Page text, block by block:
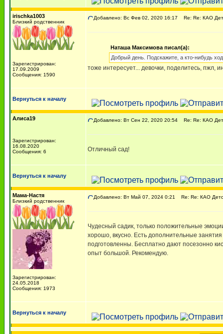
irischka1003
Близкий родственник
Зарегистрирован:
17.09.2009
Сообщения: 1590
Добавлено: Вс Фев 02, 2020 16:17 Re: Re: КАО
Наташа Максимова писал(а):
Добрый день. Подскажите, а кто-нибудь
тоже интересует... девочки, поделитесь, пжл,
Вернуться к началу
Алиса19
Зарегистрирован:
16.08.2020
Сообщения: 6
Добавлено: Вт Сен 22, 2020 20:54 Re: Re: КАО
Отличный сад!
Вернуться к началу
Мама-Настя
Близкий родственник
Зарегистрирован:
24.05.2018
Сообщения: 1973
Добавлено: Вт Май 07, 2024 0:21 Re: Re: КАО
Чудесный садик, только положительные
хорошо, вкусно. Есть дополнительные
подготовленны. Бесплатно дают посезонно
опыт большой. Рекомендую.
Вернуться к началу